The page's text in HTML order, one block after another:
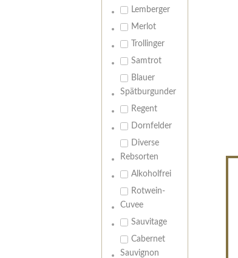
Lemberger
Merlot
Trollinger
Samtrot
Blauer
Spätburgunder
Regent
Dornfelder
Diverse
Rebsorten
Alkoholfrei
Rotwein-
Cuvee
Sauvitage
Cabernet
Sauvignon